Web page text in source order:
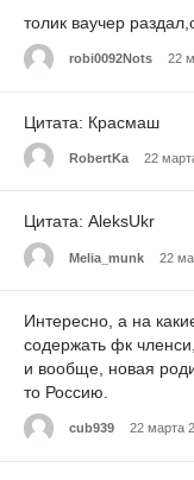
толик ваучер
robi0092Nots 22
Цитата: Красмаш
RobertKa 22
Цитата: AleksUkr
Melia_munk 22
Интересно, а на
содержать фк
и вообще, новая
то Россию.
cub939 22 марта